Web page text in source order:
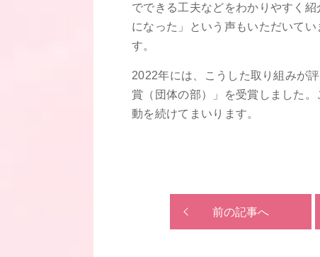
でできる工夫などをわかりやすく
になった」という声もいただいて
す。
2022年には、こうした取り組みが
賞（団体の部）」を受賞しました
動を続けてまいります。
前の記事へ